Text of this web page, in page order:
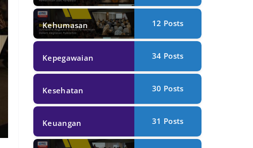
Kehumasan 12 Posts
Kepegawaian 34 Posts
Kesehatan 30 Posts
Keuangan 31 Posts